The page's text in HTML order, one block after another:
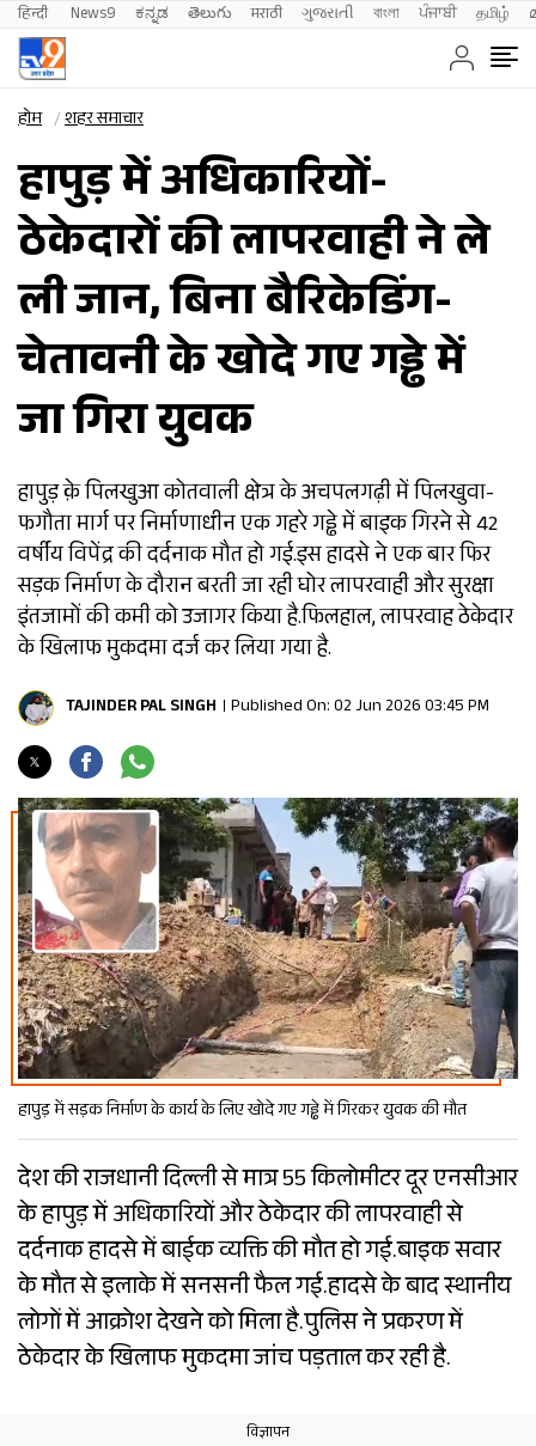
हिन्दी News9 ಕನ್ನಡ తెలుగు मराठी ગુજરાતી বাংলা ਪੰਜਾਬੀ தமிழ்
होम शहर समाचार
हापुड़ में अधिकारियों-
ठेकेदारों की लापरवाही ने ले
ली जान, बिना बैरिकेडिंग-
चेतावनी के खोदे गए गड्ढे में
जा गिरा युवक
हापुड़ क़े पिलखुआ कोतवाली क्षेत्र के अचपलगढ़ी में पिलखुवा-
फगौता मार्ग पर निर्माणाधीन एक गहरे गड्ढे में बाइक गिरने से 42
वर्षीय विपेंद्र की दर्दनाक मौत हो गई.इस हादसे ने एक बार फिर
सड़क निर्माण के दौरान बरती जा रही घोर लापरवाही और सुरक्षा
इंतजामों की कमी को उजागर किया है.फिलहाल, लापरवाह ठेकेदार
के खिलाफ मुकदमा दर्ज कर लिया गया है.
TAJINDER PAL SINGH Published On: 02 Jun 2026 03:45 PM
हापुड़ में सड़क निर्माण के कार्य के लिए खोदे गए गड्ढे में गिरकर युवक की मौत
देश की राजधानी दिल्ली से मात्र 55 किलोमीटर दूर एनसीआर
के हापुड़ में अधिकारियों और ठेकेदार की लापरवाही से
दर्दनाक हादसे में बाईक व्यक्ति की मौत हो गई.बाइक सवार
के मौत से इलाके में सनसनी फैल गई.हादसे के बाद स्थानीय
लोगों में आक्रोश देखने को मिला है.पुलिस ने प्रकरण में
ठेकेदार के खिलाफ मुकदमा जांच पड़ताल कर रही है.